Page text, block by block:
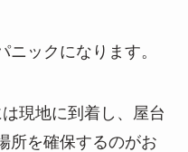
ックになります。
現地に到着し、屋台
所を確保するのがお